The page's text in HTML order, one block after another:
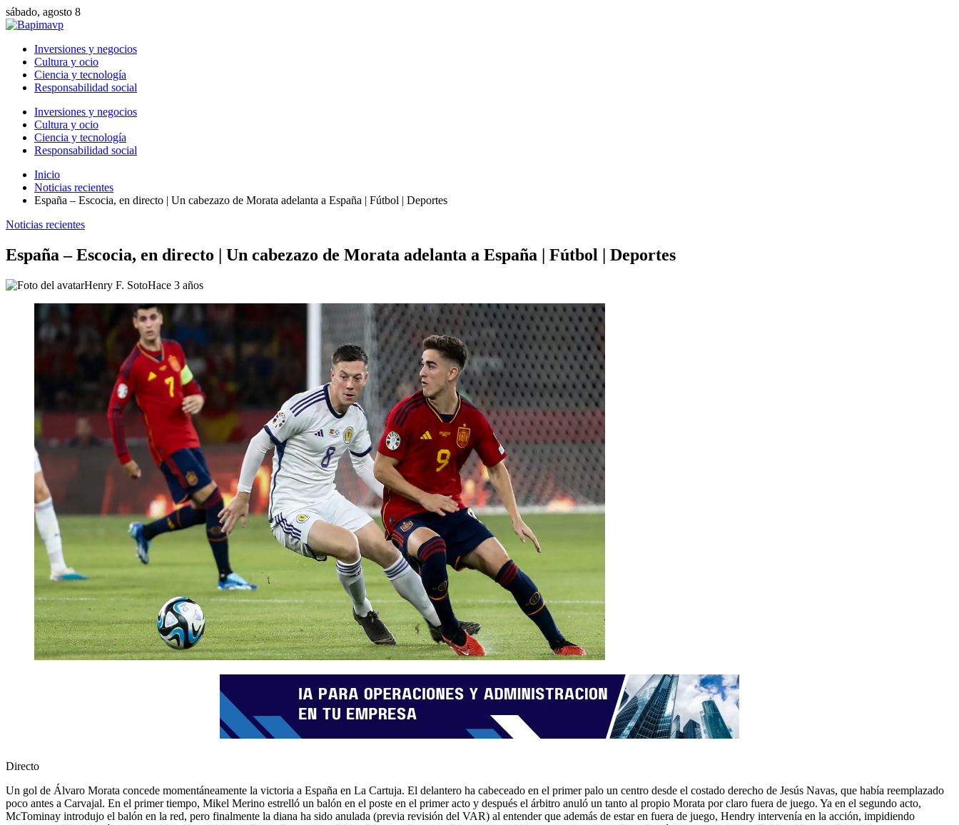
sábado, agosto 8
Inversiones y negocios
Cultura y ocio
Ciencia y tecnología
Responsabilidad social
Inversiones y negocios
Cultura y ocio
Ciencia y tecnología
Responsabilidad social
Inicio
Noticias recientes
España – Escocia, en directo | Un cabezazo de Morata adelanta a España | Fútbol | Deportes
Noticias recientes
España – Escocia, en directo | Un cabezazo de Morata adelanta a España | Fútbol | Deportes
Henry F. SotoHace 3 años
Directo
Un gol de Álvaro Morata concede momentáneamente la victoria a España en La Cartuja. El delantero ha cabeceado en el primer palo un centro desde el costado derecho de Jesús Navas, que había reemplazado
poco antes a Carvajal. En el primer tiempo, Mikel Merino estrelló un balón en el poste en el primer acto y después el árbitro anuló un tanto al propio Morata por claro fuera de juego. Ya en el segundo acto,
McTominay introdujo el balón en la red, pero finalmente la diana ha sido anulada (previa revisión del VAR) al entender que además de estar en fuera de juego, Hendry intervenía en la acción, impidiendo